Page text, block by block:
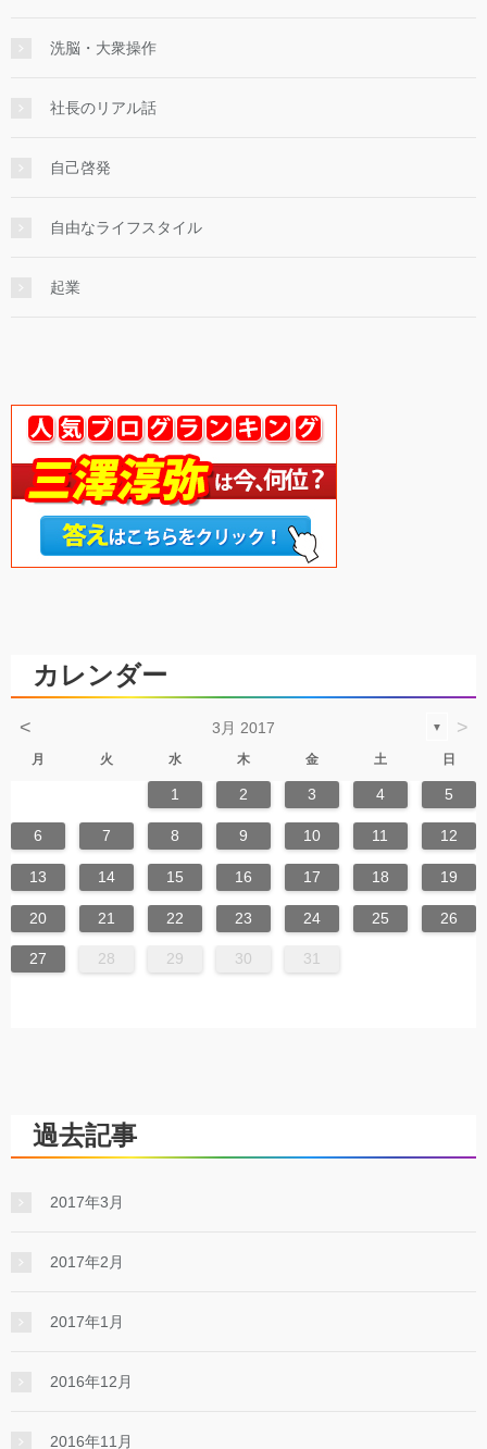
洗脳・大衆操作
社長のリアル話
自己啓発
自由なライフスタイル
起業
カレンダー
< 3月 2017 ▼ >
月 火 水 木 金 土 日
1 2 3 4 5
6 7 8 9 10 11 12
13 14 15 16 17 18 19
20 21 22 23 24 25 26
27 28 29 30 31
過去記事
2017年3月
2017年2月
2017年1月
2016年12月
2016年11月